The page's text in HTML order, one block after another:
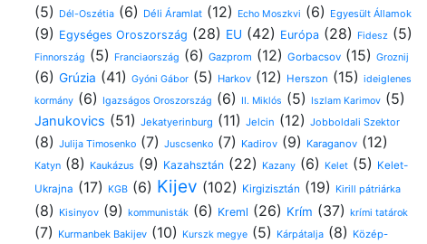
(5) Dél-Oszétia (6) Déli Áramlat (12) Echo Moszkvi (6) Egyesült Államok
(9) Egységes Oroszország (28) EU (42) Európa (28) Fidesz (5)
Finnország (5) Franciaország (6) Gazprom (12) Gorbacsov (15) Groznij
(6) Grúzia (41) Gyóni Gábor (5) Harkov (12) Herszon (15) ideiglenes
kormány (6) Igazságos Oroszország (6) II. Miklós (5) Iszlam Karimov (5)
Janukovics (51) Jekatyerinburg (11) Jelcin (12) Jobboldali Szektor
(8) Julija Timosenko (7) Juscsenko (7) Kadirov (9) Karaganov (12)
Katyn (8) Kaukázus (9) Kazahsztán (22) Kazany (6) Kelet (5) Kelet-
Ukrajna (17) KGB (6) Kijev (102) Kirgizisztán (19) Kirill pátriárka
(8) Kisinyov (9) kommunisták (6) Kreml (26) Krím (37) krími tatárok
(7) Kurmanbek Bakijev (10) Kurszk megye (5) Kárpátalja (8) Közép-